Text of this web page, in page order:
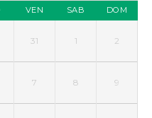
VEN SAB DOM
31 1 2
7 8 9